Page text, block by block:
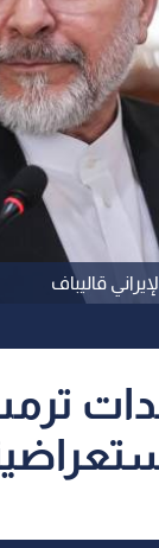
قاليباف